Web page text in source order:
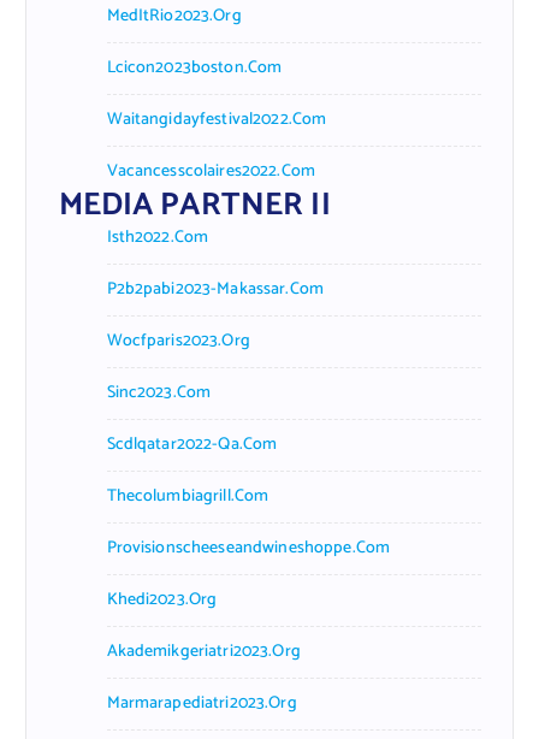
MedItRio2023.org
Lcicon2023boston.com
Waitangidayfestival2022.com
Vacancesscolaires2022.com
MEDIA PARTNER II
Isth2022.com
P2b2pabi2023-Makassar.com
Wocfparis2023.org
Sinc2023.com
Scdlqatar2022-Qa.com
Thecolumbiagrill.com
Provisionscheeseandwineshoppe.com
Khedi2023.org
Akademikgeriatri2023.org
Marmarapediatri2023.org